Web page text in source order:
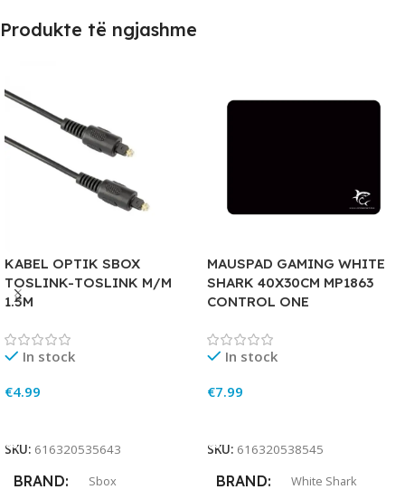
Produkte të ngjashme
KABEL OPTIK SBOX
TOSLINK-TOSLINK M/M
1.5M
In stock
€4.99
SKU: 616320535643
BRAND Sbox
MAUSPAD GAMING WHITE
SHARK 40X30CM MP1863
CONTROL ONE
In stock
€7.99
SKU: 616320538545
BRAND White Shark